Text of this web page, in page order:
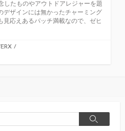
したものやアウトドアレジャーを題
デザインには無かったチャーミング
見応えあるパッチ満載なので、ゼヒ
/
検